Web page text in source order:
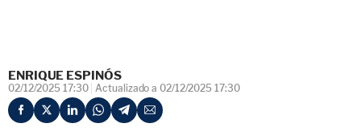
ENRIQUE ESPINÓS
02/12/2025 17:30 Actualizado a 02/12/2025 17:30